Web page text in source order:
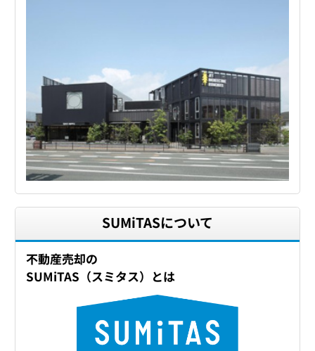
SUMiTASについて
不動産売却の
SUMiTAS（スミタス）とは